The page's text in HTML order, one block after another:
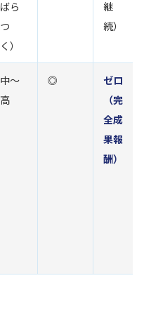
ばら
つ
く）
継
続）
中〜
高
◎
ゼロ
（完
全成
果報
酬）